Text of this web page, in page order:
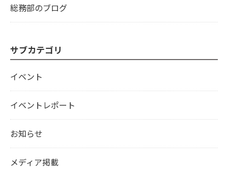
総務部のブログ
サブカテゴリ
イベント
イベントレポート
お知らせ
メディア掲載